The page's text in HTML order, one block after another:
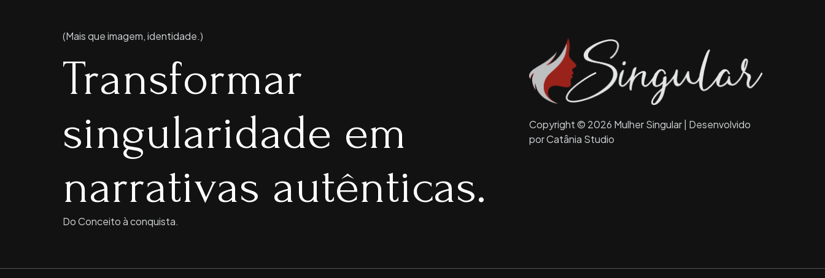
(Mais que imagem, identidade.)
Transformar
singularidade em
narrativas autênticas.
Do Conceito à conquista.
Copyright © 2026 Mulher Singular | Desenvolvido
por Catânia Studio